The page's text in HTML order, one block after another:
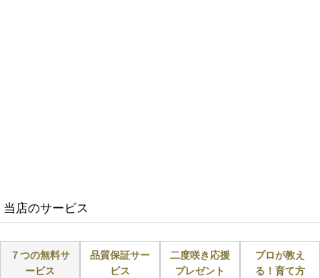
当店のサービス
７つの無料サ
ービス
品質保証サー
ビス
二度咲き応援
プレゼント
プロが教え
る！育て方